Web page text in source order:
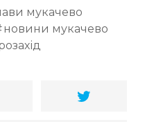
мукачево
новини мукачево